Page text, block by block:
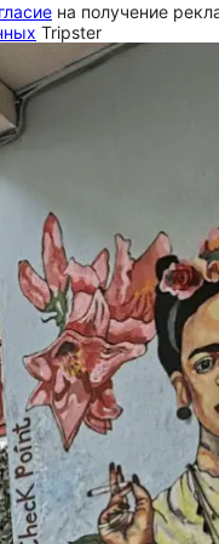
на получение
Tripster